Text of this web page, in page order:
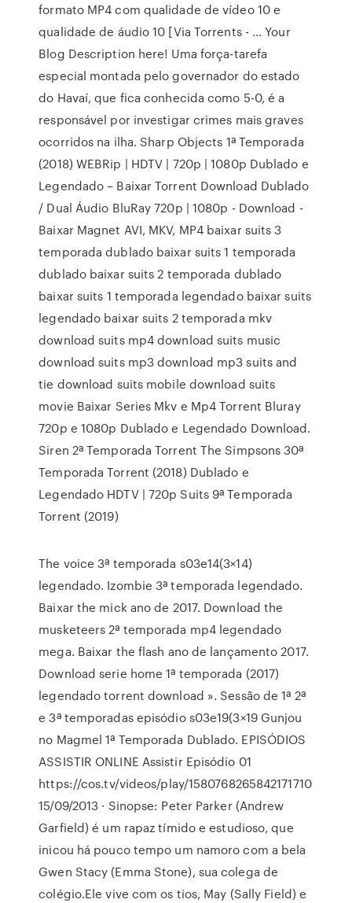
formato MP4 com qualidade de vídeo 10 e
qualidade de áudio 10 [Via Torrents - … Your
Blog Description here! Uma força-tarefa
especial montada pelo governador do estado
do Havaí, que fica conhecida como 5-0, é a
responsável por investigar crimes mais graves
ocorridos na ilha. Sharp Objects 1ª Temporada
(2018) WEBRip | HDTV | 720p | 1080p Dublado e
Legendado – Baixar Torrent Download Dublado
/ Dual Áudio BluRay 720p | 1080p - Download -
Baixar Magnet AVI, MKV, MP4 baixar suits 3
temporada dublado baixar suits 1 temporada
dublado baixar suits 2 temporada dublado
baixar suits 1 temporada legendado baixar suits
legendado baixar suits 2 temporada mkv
download suits mp4 download suits music
download suits mp3 download mp3 suits and
tie download suits mobile download suits
movie Baixar Series Mkv e Mp4 Torrent Bluray
720p e 1080p Dublado e Legendado Download.
Siren 2ª Temporada Torrent The Simpsons 30ª
Temporada Torrent (2018) Dublado e
Legendado HDTV | 720p Suits 9ª Temporada
Torrent (2019)
The voice 3ª temporada s03e14(3×14)
legendado. Izombie 3ª temporada legendado.
Baixar the mick ano de 2017. Download the
musketeers 2ª temporada mp4 legendado
mega. Baixar the flash ano de lançamento 2017.
Download serie home 1ª temporada (2017)
legendado torrent download ». Sessão de 1ª 2ª
e 3ª temporadas episódio s03e19(3×19 Gunjou
no Magmel 1ª Temporada Dublado. EPISÓDIOS
ASSISTIR ONLINE Assistir Episódio 01
https://cos.tv/videos/play/1580768265842171710
15/09/2013 · Sinopse: Peter Parker (Andrew
Garfield) é um rapaz tímido e estudioso, que
inicou há pouco tempo um namoro com a bela
Gwen Stacy (Emma Stone), sua colega de
colégio.Ele vive com os tios, May (Sally Field) e